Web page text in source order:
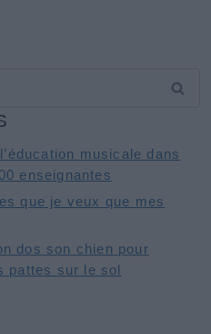
musicale dans
enseignantes
que je veux que mes
dos son chien pour
pattes sur le sol